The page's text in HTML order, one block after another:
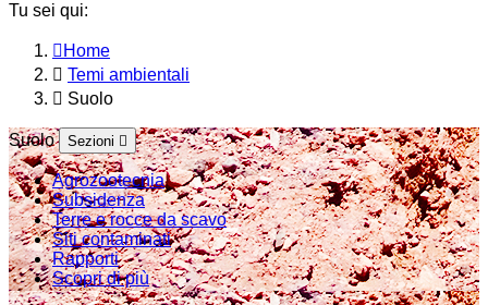
Tu sei qui:
Home
Temi ambientali
Suolo
Suolo Sezioni
Agrozootecnia
Subsidenza
Terre e rocce da scavo
Siti contaminati
Rapporti
Scopri di più